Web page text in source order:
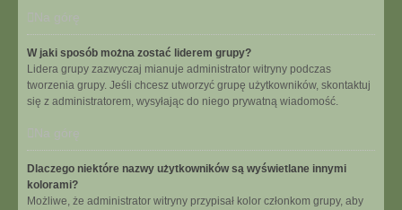
Na górę
W jaki sposób można zostać liderem grupy?
Lidera grupy zazwyczaj mianuje administrator witryny podczas
tworzenia grupy. Jeśli chcesz utworzyć grupę użytkowników, skontaktuj
się z administratorem, wysyłając do niego prywatną wiadomość.
Na górę
Dlaczego niektóre nazwy użytkowników są wyświetlane innymi
kolorami?
Możliwe, że administrator witryny przypisał kolor członkom grupy, aby